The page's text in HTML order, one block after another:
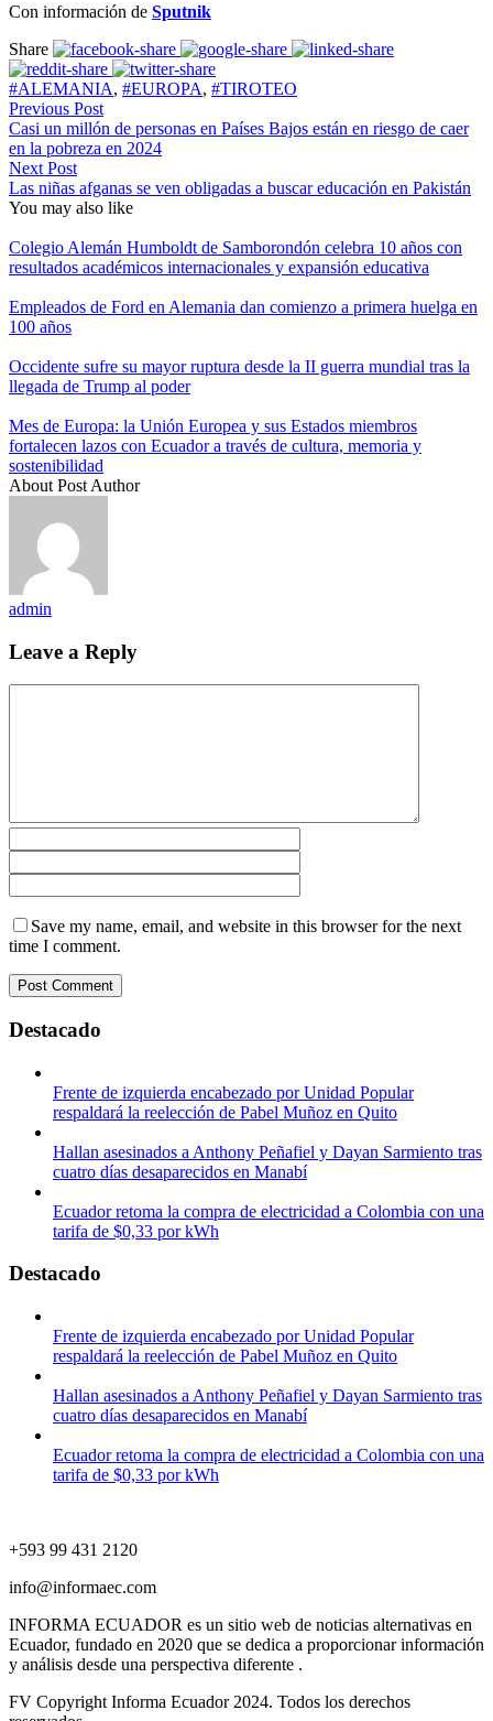
Con información de Sputnik
Share
#ALEMANIA, #EUROPA, #TIROTEO
Previous Post
Casi un millón de personas en Países Bajos están en riesgo de caer
en la pobreza en 2024
Next Post
Las niñas afganas se ven obligadas a buscar educación en Pakistán
You may also like
Colegio Alemán Humboldt de Samborondón celebra 10 años con
resultados académicos internacionales y expansión educativa
Empleados de Ford en Alemania dan comienzo a primera huelga en
100 años
Occidente sufre su mayor ruptura desde la II guerra mundial tras la
llegada de Trump al poder
Mes de Europa: la Unión Europea y sus Estados miembros
fortalecen lazos con Ecuador a través de cultura, memoria y
sostenibilidad
About Post Author
admin
Leave a Reply
Save my name, email, and website in this browser for the next
time I comment.
Destacado
Frente de izquierda encabezado por Unidad Popular
respaldará la reelección de Pabel Muñoz en Quito
Hallan asesinados a Anthony Peñafiel y Dayan Sarmiento tras
cuatro días desaparecidos en Manabí
Ecuador retoma la compra de electricidad a Colombia con una
tarifa de $0,33 por kWh
Destacado
Frente de izquierda encabezado por Unidad Popular
respaldará la reelección de Pabel Muñoz en Quito
Hallan asesinados a Anthony Peñafiel y Dayan Sarmiento tras
cuatro días desaparecidos en Manabí
Ecuador retoma la compra de electricidad a Colombia con una
tarifa de $0,33 por kWh
+593 99 431 2120
info@informaec.com
INFORMA ECUADOR es un sitio web de noticias alternativas en
Ecuador, fundado en 2020 que se dedica a proporcionar información
y análisis desde una perspectiva diferente .
FV Copyright Informa Ecuador 2024. Todos los derechos